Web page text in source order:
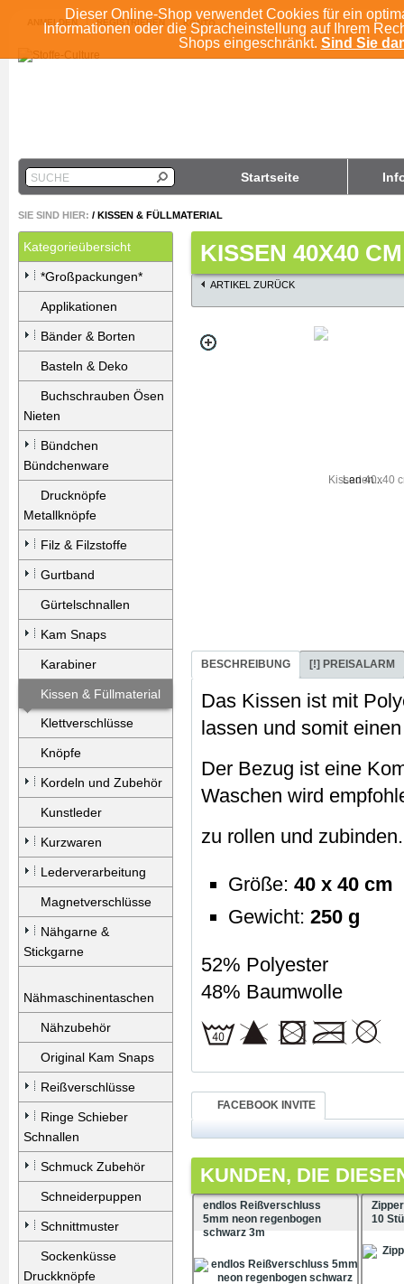
Dieser Online-Shop verwendet Cookies für ein
Informationen oder die Spracheinstellung auf Ihrem
Shops eingeschränkt. Sind Sie
ANMELDEN REGISTRIEREN KONTO
Startseite
SUCHE
SIE SIND HIER: / KISSEN & FÜLLMATERIAL
Kategorieübersicht
*Großpackungen*
Applikationen
Bänder & Borten
Basteln & Deko
Buchschrauben Ösen
Nieten
Bündchen
Bündchenware
Drucknöpfe
Metallknöpfe
Filz & Filzstoffe
Gurtband
Gürtelschnallen
Kam Snaps
Karabiner
Kissen & Füllmaterial
Klettverschlüsse
Knöpfe
Kordeln und Zubehör
Kunstleder
Kurzwaren
Lederverarbeitung
Magnetverschlüsse
Nähgarne &
Stickgarne
Nähmaschinentaschen
Nähzubehör
Original Kam Snaps
Reißverschlüsse
Ringe Schieber
Schnallen
Schmuck Zubehör
Schneiderpuppen
Schnittmuster
Sockenküsse
Druckknöpfe
KISSEN 40X40 CM
ARTIKEL ZURÜCK
Laden...
BESCHREIBUNG [!] PREISALARM
Das Kissen ist mit
lassen und somit
Der Bezug ist eine
Waschen wird
zu rollen und zubinden.
Größe: 40 x 40 cm
Gewicht: 250 g
52% Polyester
48% Baumwolle
FACEBOOK INVITE
KUNDEN, DIE
endlos Reißverschluss
5mm neon regenbogen
schwarz 3m
10